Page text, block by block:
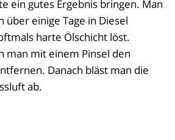
ein gutes Ergebnis bringen. Man
über einige Tage in Diesel
harte Ölschicht löst.
man mit einem Pinsel den
Danach bläst man die
ab.